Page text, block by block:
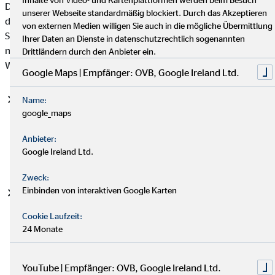
Datenschutzgrundverordnung (DSGVO), auf deren Basis wir
die personenbezogenen Daten verarbeiten, mit. Bitte beachten
Sie, dass zusätzlich zu den Regelungen der DSGVO die
nationalen Datenschutzvorgaben in Ihrem bzw. unserem
Wohn- und Sitzland gelten können.
Einwilligung (Art. 6 Abs. 1 S. 1 lit. a DSGVO)
betroffene Person hat ihre Einwilligung in die Verarbeitung
spezifischen Zweck oder mehrere bestimmte Zwecke
gegeben.
Vertragserfüllung und vorvertragliche Anfragen (Art. 6
Erfüllung eines Vertrags, dessen Vertragspartei die
der betroffenen Person erfolgen.
unserer Webseite standardmäßig blockiert. Durch das Akzeptieren
von externen Medien willigen Sie auch in die mögliche Übermittlung
Ihrer Daten an Dienste in datenschutzrechtlich sogenannten
Drittländern durch den Anbieter ein.
Google Maps | Empfänger: OVB, Google Ireland Ltd.
Name:
google_maps
Anbieter:
Google Ireland Ltd.
Zweck:
Einbinden von interaktiven Google Karten
Cookie Laufzeit:
24 Monate
YouTube | Empfänger: OVB, Google Ireland Ltd.